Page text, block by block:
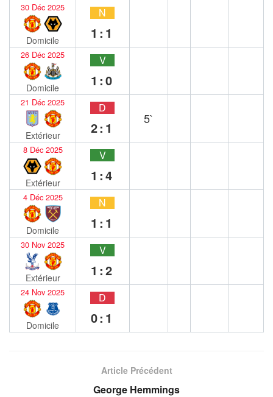
30 Déc 2025
Domicile
N
1:1
26 Déc 2025
Domicile
V
1:0
21 Déc 2025
Extérieur
D
2:1
5`
8 Déc 2025
Extérieur
V
1:4
4 Déc 2025
Domicile
N
1:1
30 Nov 2025
Extérieur
V
1:2
24 Nov 2025
Domicile
D
0:1
Article Précédent
George Hemmings